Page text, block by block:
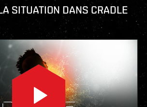
SITUATION DANS CRADLE